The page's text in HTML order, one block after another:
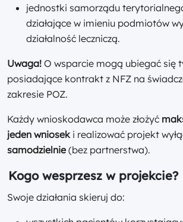
jednostki samorządu
działające w imieniu podmiotów
działalność leczniczą.
Uwaga! O wsparcie mogą ubiegać się
posiadające kontrakt z NFZ na
zakresie POZ.
Każdy wnioskodawca może złożyć
jeden wniosek i realizować projekt
samodzielnie (bez partnerstwa).
Kogo wesprzesz w projekcie?
Swoje działania skieruj do: